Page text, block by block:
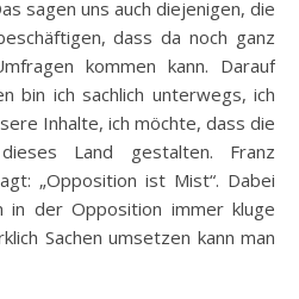
sagen uns auch diejenigen, die
dass da noch ganz
kommen kann. Darauf
bin ich sachlich unterwegs, ich
Inhalte, ich möchte, dass die
Land gestalten. Franz
„Opposition ist Mist“. Dabei
in der Opposition immer kluge
Sachen umsetzen kann man